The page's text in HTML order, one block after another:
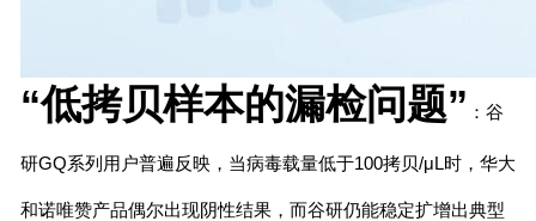
“低拷贝样本的漏检问题” ：谷
研GQ系列用户普遍反映，当病毒载量低于100拷贝/μL时，华大
和诺唯赞产品偶尔出现阴性结果，而谷研仍能稳定扩增出典型